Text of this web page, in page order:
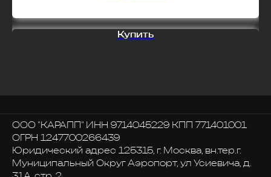
Купить
ООО "КАРАПП" ИНН 9714045229 КПП 771401001
ОГРН 1247700266439
Юридический адрес 125315, г. Москва, вн.тер.г.
Муниципальный Округ Аэропорт, ул Усиевича, д.